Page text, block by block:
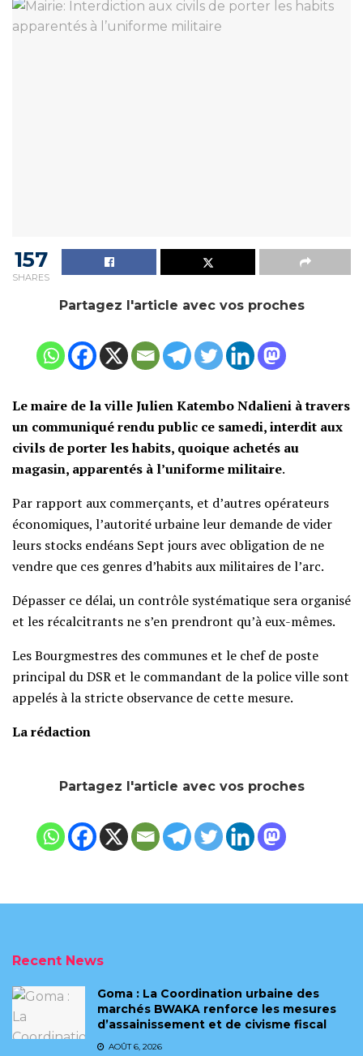
157
SHARES
Partagez l'article avec vos proches
Le maire de la ville Julien Katembo Ndalieni à travers
un communiqué rendu public ce samedi, interdit aux
civils de porter les habits, quoique achetés au
magasin, apparentés à l’uniforme militaire.
Par rapport aux commerçants, et d’autres opérateurs
économiques, l’autorité urbaine leur demande de vider
leurs stocks endéans Sept jours avec obligation de ne
vendre que ces genres d’habits aux militaires de l’arc.
Dépasser ce délai, un contrôle systématique sera organisé
et les récalcitrants ne s’en prendront qu’à eux-mêmes.
Les Bourgmestres des communes et le chef de poste
principal du DSR et le commandant de la police ville sont
appelés à la stricte observance de cette mesure.
La rédaction
Partagez l'article avec vos proches
Recent News
Goma : La Coordination urbaine des
marchés BWAKA renforce les mesures
d’assainissement et de civisme fiscal
AOÛT 6, 2026